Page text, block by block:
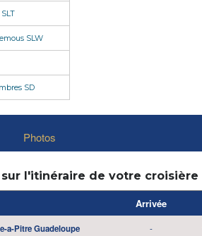
SLW
SD
Photos
l'itinéraire de votre croisière
Arrivée
a-Pitre Guadeloupe -